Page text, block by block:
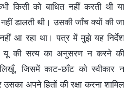
किसी को बाधित नहीं करती थी या
नहीं डालती थी। उसकी जाँच क्यों की जा
आ रहा था। पत्र में मुझे यह निर्देश
यू की सत्य का अनुसरण न करने की
जिसमें काट-छाँट को स्वीकार न
अपने हितों की रक्षा करना शामिल